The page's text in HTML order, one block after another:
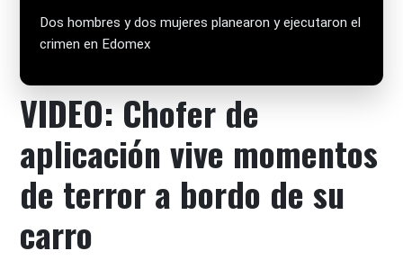
Dos hombres y dos mujeres planearon y ejecutaron el
crimen en Edomex
VIDEO: Chofer de
aplicación vive momentos
de terror a bordo de su
carro